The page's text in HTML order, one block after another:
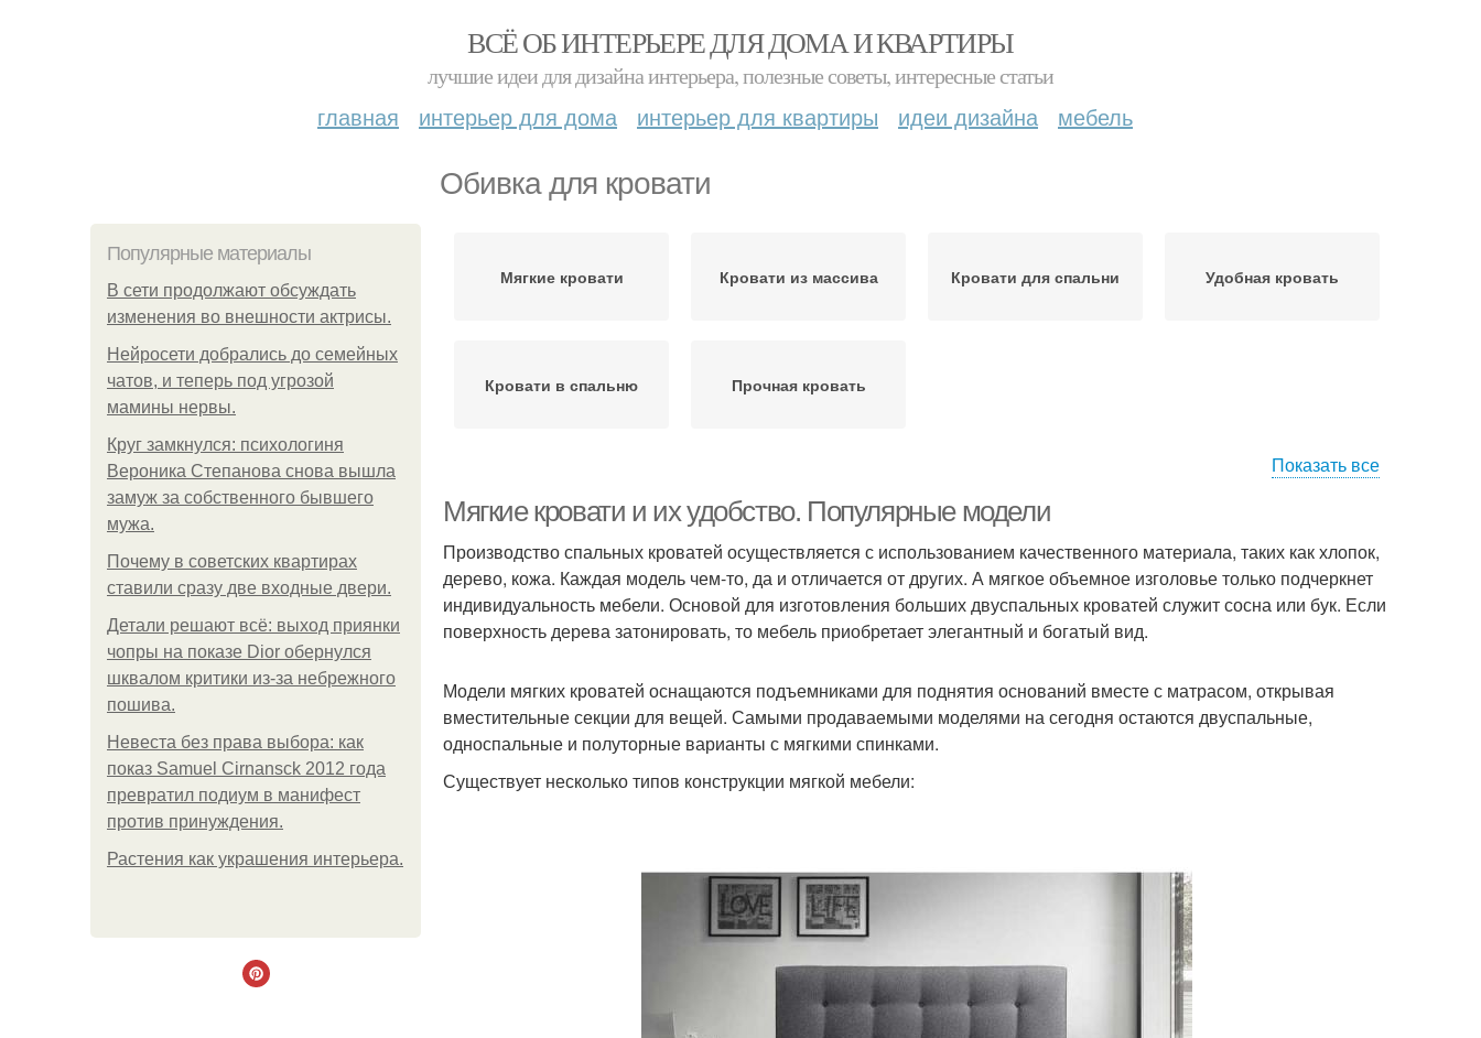
ВСЁ ОБ ИНТЕРЬЕРЕ ДЛЯ ДОМА И КВАРТИРЫ
лучшие идеи для дизайна интерьера, полезные советы, интересные статьи
главная интерьер для дома интерьер для квартиры идеи дизайна мебель
Обивка для кровати
Популярные материалы
В сети продолжают обсуждать
изменения во внешности актрисы.
Нейросети добрались до семейных
чатов, и теперь под угрозой
мамины нервы.
Круг замкнулся: психологиня
Вероника Степанова снова вышла
замуж за собственного бывшего
мужа.
Почему в советских квартирах
ставили сразу две входные двери.
Детали решают всё: выход приянки
чопры на показе Dior обернулся
шквалом критики из-за небрежного
пошива.
Невеста без права выбора: как
показ Samuel Cirnansck 2012 года
превратил подиум в манифест
против принуждения.
Растения как украшения интерьера.
Мягкие кровати Кровати из массива Кровати для спальни Удобная кровать
Кровати в спальню Прочная кровать
Показать все
Мягкие кровати и их удобство. Популярные модели
Производство спальных кроватей осуществляется с использованием качественного материала, таких как хлопок,
дерево, кожа. Каждая модель чем-то, да и отличается от других. А мягкое объемное изголовье только подчеркнет
индивидуальность мебели. Основой для изготовления больших двуспальных кроватей служит сосна или бук. Если
поверхность дерева затонировать, то мебель приобретает элегантный и богатый вид.
Модели мягких кроватей оснащаются подъемниками для поднятия оснований вместе с матрасом, открывая
вместительные секции для вещей. Самыми продаваемыми моделями на сегодня остаются двуспальные,
односпальные и полуторные варианты с мягкими спинками.
Существует несколько типов конструкции мягкой мебели: